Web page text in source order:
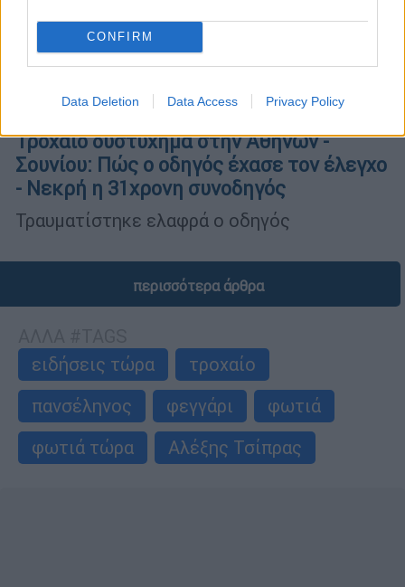
CONFIRM
Data Deletion Data Access Privacy Policy
Τροχαίο δυστύχημα στην Αθηνών -
Σουνίου: Πώς ο οδηγός έχασε τον έλεγχο
- Νεκρή η 31χρονη συνοδηγός
Τραυματίστηκε ελαφρά ο οδηγός
περισσότερα άρθρα
ειδήσεις τώρα
τροχαίο
πανσέληνος
φεγγάρι
φωτιά
φωτιά τώρα
Αλέξης Τσίπρας